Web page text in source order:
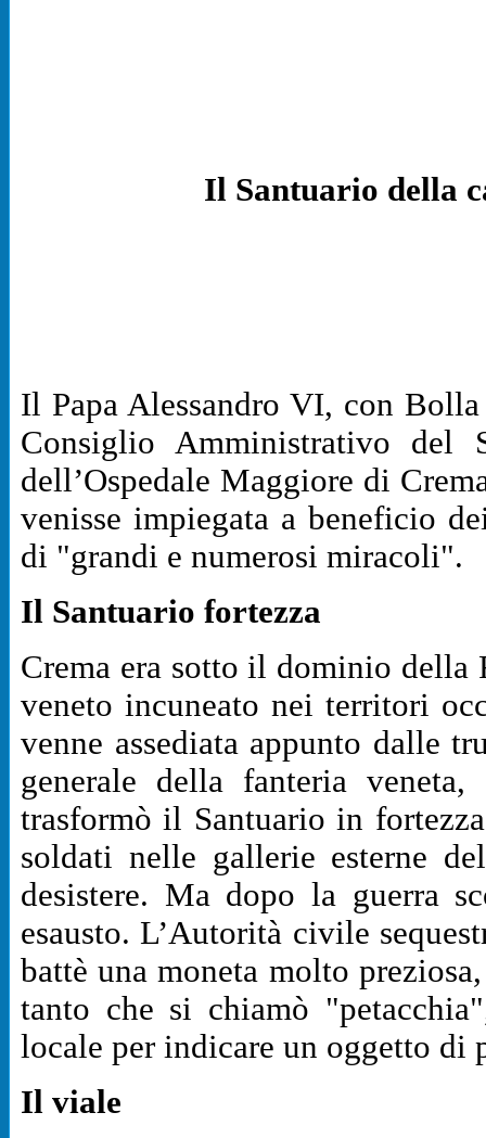
Il Santuario della
Il Papa Alessandro VI, con
Consiglio Amministrativo del
dell’Ospedale Maggiore di
venisse impiegata a beneficio
di "grandi e numerosi miracoli".
Il Santuario fortezza
Crema era sotto il dominio della
veneto incuneato nei territori
venne assediata appunto dalle
generale della fanteria
trasformò il Santuario in
soldati nelle gallerie esterne
desistere. Ma dopo la guerra
esausto. L’Autorità civile
battè una moneta molto
tanto che si chiamò
locale per indicare un oggetto di
Il viale